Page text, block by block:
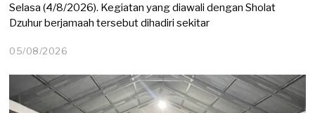
Selasa (4/8/2026). Kegiatan yang diawali dengan Sholat
Dzuhur berjamaah tersebut dihadiri sekitar
05/08/2026
/
8